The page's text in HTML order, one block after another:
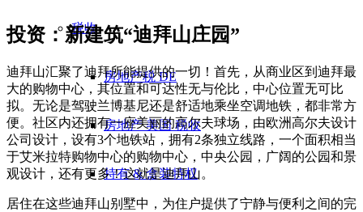
税收
房地产税 DE
房地产 美国 税收
持有 & 盒装特权
投资：新建筑“迪拜山庄园”
迪拜山汇聚了迪拜所能提供的一切！首先，从商业区到迪拜最
大的购物中心，其位置和可达性无与伦比，中心位置无可比
拟。无论是驾驶兰博基尼还是舒适地乘坐空调地铁，都非常方
便。社区内还拥有一座美丽的高尔夫球场，由欧洲高尔夫设计
公司设计，设有3个地铁站，拥有2条独立线路，一个面积相当
于艾米拉特购物中心的购物中心，中央公园，广阔的公园和景
观设计，还有更多！这就是迪拜山。
居住在这些迪拜山别墅中，为住户提供了宁静与便利之间的完